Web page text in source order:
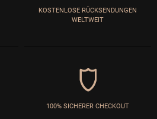
KOSTENLOSE RÜCKSENDUNGEN
WELTWEIT
100% SICHERER CHECKOUT